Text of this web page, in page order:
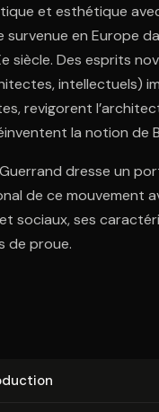
et esthétique
survenue en Europe
siècle. Des esprits
intellectuels)
revigorent
la notion de
dresse un
de ce mouvement
sociaux, ses
de proue.